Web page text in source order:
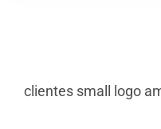
clientes small logo